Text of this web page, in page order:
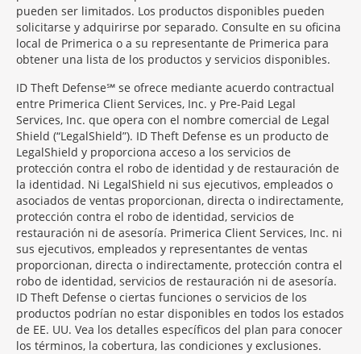
pueden ser limitados. Los productos disponibles pueden
solicitarse y adquirirse por separado. Consulte en su oficina
local de Primerica o a su representante de Primerica para
obtener una lista de los productos y servicios disponibles.
ID Theft Defense℠ se ofrece mediante acuerdo contractual
entre Primerica Client Services, Inc. y Pre-Paid Legal
Services, Inc. que opera con el nombre comercial de Legal
Shield (“LegalShield”). ID Theft Defense es un producto de
LegalShield y proporciona acceso a los servicios de
protección contra el robo de identidad y de restauración de
la identidad. Ni LegalShield ni sus ejecutivos, empleados o
asociados de ventas proporcionan, directa o indirectamente,
protección contra el robo de identidad, servicios de
restauración ni de asesoría. Primerica Client Services, Inc. ni
sus ejecutivos, empleados y representantes de ventas
proporcionan, directa o indirectamente, protección contra el
robo de identidad, servicios de restauración ni de asesoría.
ID Theft Defense o ciertas funciones o servicios de los
productos podrían no estar disponibles en todos los estados
de EE. UU. Vea los detalles específicos del plan para conocer
los términos, la cobertura, las condiciones y exclusiones.